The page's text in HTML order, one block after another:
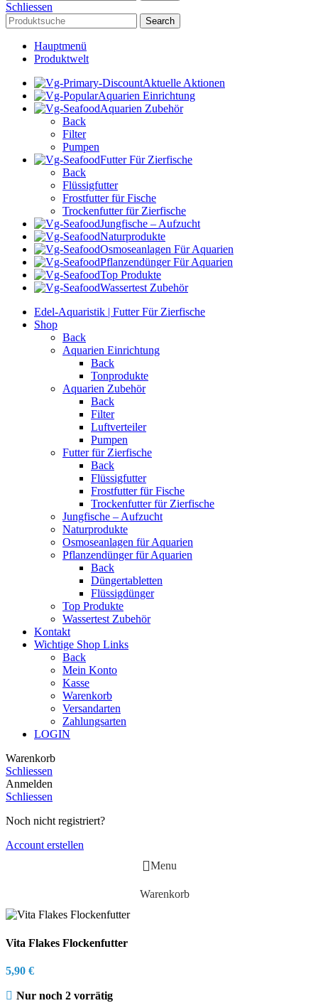
Schliessen
Search
Hauptmenü
Produktwelt
Aktuelle Aktionen
Aquarien Einrichtung
Aquarien Zubehör
Back
Filter
Pumpen
Futter Für Zierfische
Back
Flüssigfutter
Frostfutter für Fische
Trockenfutter für Zierfische
Jungfische – Aufzucht
Naturprodukte
Osmoseanlagen Für Aquarien
Pflanzendünger Für Aquarien
Top Produkte
Wassertest Zubehör
Edel-Aquaristik | Futter Für Zierfische
Shop
Back
Aquarien Einrichtung
Back
Tonprodukte
Aquarien Zubehör
Back
Filter
Luftverteiler
Pumpen
Futter für Zierfische
Back
Flüssigfutter
Frostfutter für Fische
Trockenfutter für Zierfische
Jungfische – Aufzucht
Naturprodukte
Osmoseanlagen für Aquarien
Pflanzendünger für Aquarien
Back
Düngertabletten
Flüssigdünger
Top Produkte
Wassertest Zubehör
Kontakt
Wichtige Shop Links
Back
Mein Konto
Kasse
Warenkorb
Versandarten
Zahlungsarten
LOGIN
Warenkorb
Schliessen
Anmelden
Schliessen
Noch nicht registriert?
Account erstellen
Menu
Warenkorb
Vita Flakes Flockenfutter
5,90 €
Nur noch 2 vorrätig